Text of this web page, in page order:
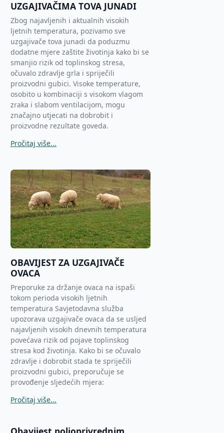
UZGAJIVAČIMA TOVA JUNADI
Zbog najavljenih i aktualnih visokih
ljetnih temperatura, pozivamo sve
uzgajivače tova junadi da poduzmu
dodatne mjere zaštite životinja kako bi se
smanjio rizik od toplinskog stresa,
očuvalo zdravlje grla i spriječili
proizvodni gubici. Visoke temperature,
osobito u kombinaciji s visokom vlagom
zraka i slabom ventilacijom, mogu
značajno utjecati na dobrobit i
proizvodne rezultate goveda.
Pročitaj više...
OBAVIJEST ZA UZGAJIVAČE
OVACA
Preporuke za držanje ovaca na ispaši
tokom perioda visokih ljetnih
temperatura Savjetodavna služba
upozorava uzgajivače ovaca da se usljed
najavljenih visokih dnevnih temperatura
povećava rizik od pojave toplinskog
stresa kod životinja. Kako bi se očuvalo
zdravlje i dobrobit stada te spriječili
proizvodni gubici, preporučuje se
provođenje sljedećih mjera:
Pročitaj više...